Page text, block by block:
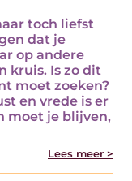
toch liefst
dat je
op andere
kruis. Is zo dit
moet zoeken?
en vrede is er
moet je blijven,
Lees meer >